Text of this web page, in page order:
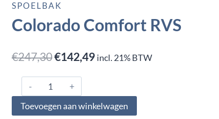
SPOELBAK
Colorado Comfort RVS
€247,30Oorspronkelijke
prijs
was:
€247,30.
€142,49Huidige
€142,49.
incl. 21% BTW
Colorado
Comfort
RVS
Toevoegen aan winkelwagen